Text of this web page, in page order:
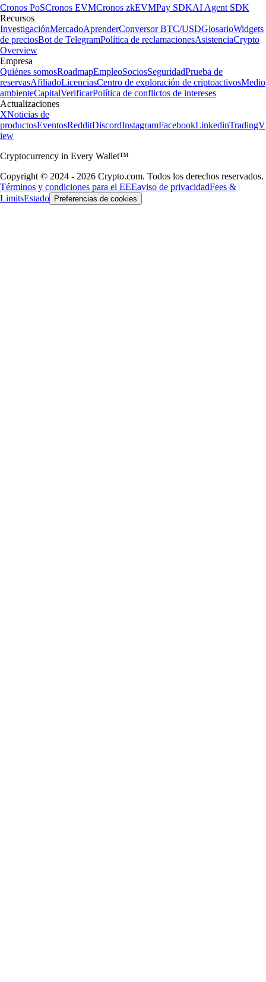
Cronos PoSCronos EVMCronos zkEVMPay SDKAI Agent SDK
Recursos
InvestigaciónMercadoAprenderConversor BTC/USDGlosarioWidgets
de preciosBot de TelegramPolítica de reclamacionesAsistenciaCrypto
Overview
Empresa
Quiénes somosRoadmapEmpleoSociosSeguridadPrueba de
reservasAfiliadoLicenciasCentro de exploración de criptoactivosMedio
ambienteCapitalVerificarPolítica de conflictos de intereses
Actualizaciones
XNoticias de
productosEventosRedditDiscordInstagramFacebookLinkedinTradingV
iew
Cryptocurrency in Every Wallet™
Copyright © 2024 - 2026 Crypto.com. Todos los derechos reservados.
Términos y condiciones para el EEEaviso de privacidadFees &
LimitsEstado Preferencias de cookies